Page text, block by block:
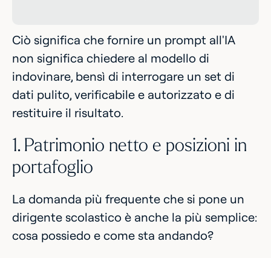
Ciò significa che fornire un prompt all'IA
non significa chiedere al modello di
indovinare, bensì di interrogare un set di
dati pulito, verificabile e autorizzato e di
restituire il risultato.
1. Patrimonio netto e posizioni in
portafoglio
La domanda più frequente che si pone un
dirigente scolastico è anche la più semplice:
cosa possiedo e come sta andando?